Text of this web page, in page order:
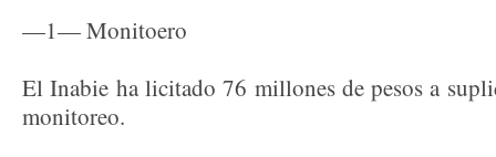
—1— Monitoero
El Inabie ha licitado 76 millones de pesos a
monitoreo.